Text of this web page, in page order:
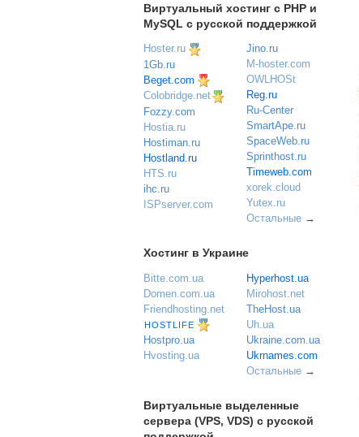
Виртуальный хостинг c PHP и
MySQL с русской поддержкой
Hoster.ru
1Gb.ru
Beget.com
Colobridge.net
Fozzy.com
Hostia.ru
Hostiman.ru
Hostland.ru
HTS.ru
ihc.ru
ISPserver.com
Jino.ru
M-hoster.com
OWLHOSt
Reg.ru
Ru-Center
SmartApe.ru
SpaceWeb.ru
Sprinthost.ru
Timeweb.com
xorek.cloud
Yutex.ru
Остальные →
Хостинг в Украине
Bitte.com.ua
Domen.com.ua
Friendhosting.net
HOSTLIFE
Hostpro.ua
Hvosting.ua
Hyperhost.ua
Mirohost.net
TheHost.ua
Uh.ua
Ukraine.com.ua
Ukrnames.com
Остальные →
Виртуальные выделенные
сервера (VPS, VDS) с русской